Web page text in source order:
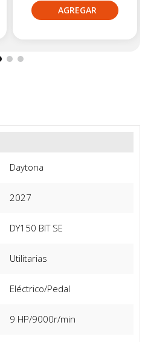
Daytona
2027
DY150 BIT SE
Utilitarias
Eléctrico/Pedal
9 HP/9000r/min